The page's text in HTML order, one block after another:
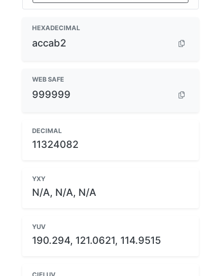
HEXADECIMAL
accab2
WEB SAFE
999999
DECIMAL
11324082
YXY
N/A, N/A, N/A
YUV
190.294, 121.0621, 114.9515
CIELUV